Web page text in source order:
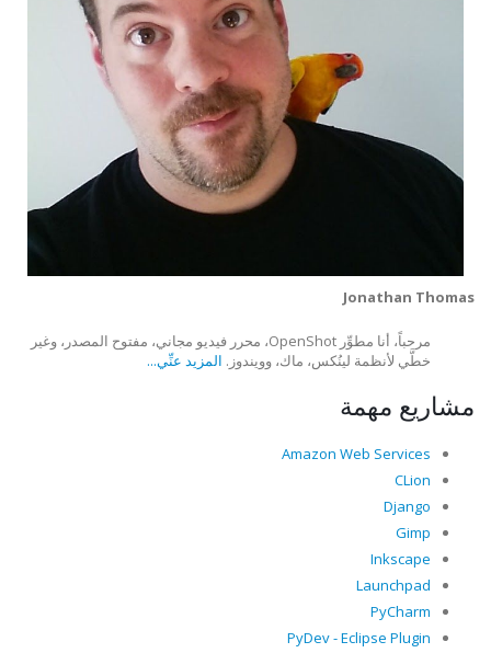
Jonathan Thomas
مرحباً، أنا مطوِّر OpenShot، محرر فيديو مجاني، مفتوح المصدر، وغير
خطَّي لأنظمة لينُكس، ماك، وويندوز. المزيد عنِّي...
مشاريع مهمة
Amazon Web Services
CLion
Django
Gimp
Inkscape
Launchpad
PyCharm
PyDev - Eclipse Plugin